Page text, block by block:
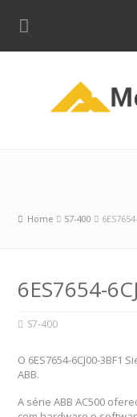
Home S7-400
6ES7654-
S7-400
O 6ES7654-6CJ00-3BF1
ABB.
A série ABB AC500